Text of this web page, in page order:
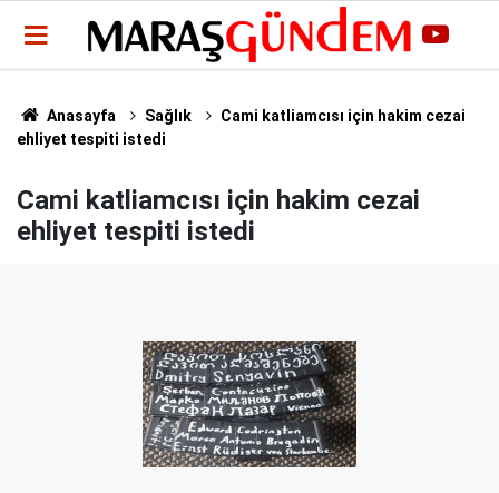
Anasayfa Sağlık
Cami katliamcısı için hakim cezai
ehliyet tespiti istedi
Cami katliamcısı için hakim cezai
ehliyet tespiti istedi